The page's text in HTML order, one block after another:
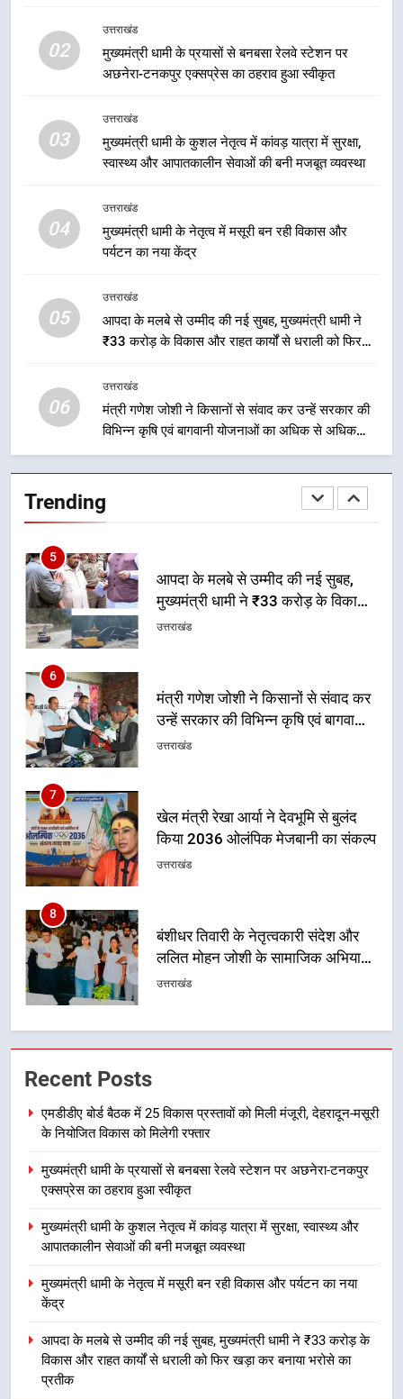
02
उत्तराखंड
मुख्यमंत्री धामी के प्रयासों से बनबसा रेलवे स्टेशन पर
अछनेरा-टनकपुर एक्सप्रेस का ठहराव हुआ स्वीकृत
03
उत्तराखंड
मुख्यमंत्री धामी के कुशल नेतृत्व में कांवड़ यात्रा में सुरक्षा,
स्वास्थ्य और आपातकालीन सेवाओं की बनी मजबूत व्यवस्था
04
उत्तराखंड
मुख्यमंत्री धामी के नेतृत्व में मसूरी बन रही विकास और
पर्यटन का नया केंद्र
05
उत्तराखंड
आपदा के मलबे से उम्मीद की नई सुबह, मुख्यमंत्री धामी ने
₹33 करोड़ के विकास और राहत कार्यों से धराली को फिर
06
उत्तराखंड
मंत्री गणेश जोशी ने किसानों से संवाद कर उन्हें सरकार की
विभिन्न कृषि एवं बागवानी योजनाओं का अधिक से अधिक
लाभ उठाने का आह्वान किया
Trending
ठहराव हुआ स्वीकृत
उत्तराखंड
मुख्यमंत्री धामी के कुशल नेतृत्व में कांवड़
यात्रा में सुरक्षा, स्वास्थ्य और आपातकालीन
4
मुख्यमंत्री धामी के नेतृत्व में मसूरी बन रही
मुख्यमंत्री धामी ने ₹33 करोड़ के विकास
और राहत कार्यों से धराली को फिर खड़ा
6
मंत्री गणेश जोशी ने किसानों से संवाद कर
उन्हें सरकार की विभिन्न कृषि एवं बागवानी
योजनाओं का अधिक से अधिक लाभ उठाने
उत्तराखंड
7
खेल मंत्री रेखा आर्या ने देवभूमि से बुलंद
किया 2036 ओलंपिक मेजबानी का संकल्प
उत्तराखंड
8
बंशीधर तिवारी के नेतृत्वकारी संदेश और
ललित मोहन जोशी के सामाजिक अभियान
से युवाओं ने लिया नशामुक्त भारत का
उत्तराखंड
1
एमडीडीए बोर्ड बैठक में 25 विकास प्रस्तावों
को मिली मंजूरी, देहरादून-मसूरी के
नियोजित विकास को मिलेगी रफ्तार
उत्तराखंड
2
उत्तराखंड
मुख्यमंत्री धामी के कुशल नेतृत्व में कांवड़
यात्रा में सुरक्षा, स्वास्थ्य और आपातकालीन
सेवाओं की बनी मजबूत व्यवस्था
उत्तराखंड
मुख्यमंत्री धामी के नेतृत्व में मसूरी बन रही
उत्तराखंड
Recent Posts
एमडीडीए बोर्ड बैठक में 25 विकास प्रस्तावों को मिली मंजूरी, देहरादून-मसूरी
के नियोजित विकास को मिलेगी रफ्तार
मुख्यमंत्री धामी के प्रयासों से बनबसा रेलवे स्टेशन पर अछनेरा-टनकपुर
एक्सप्रेस का ठहराव हुआ स्वीकृत
मुख्यमंत्री धामी के कुशल नेतृत्व में कांवड़ यात्रा में सुरक्षा, स्वास्थ्य और
आपातकालीन सेवाओं की बनी मजबूत व्यवस्था
मुख्यमंत्री धामी के नेतृत्व में मसूरी बन रही विकास और पर्यटन का नया
केंद्र
आपदा के मलबे से उम्मीद की नई सुबह, मुख्यमंत्री धामी ने ₹33 करोड़ के
विकास और राहत कार्यों से धराली को फिर खड़ा कर बनाया भरोसे का
प्रतीक